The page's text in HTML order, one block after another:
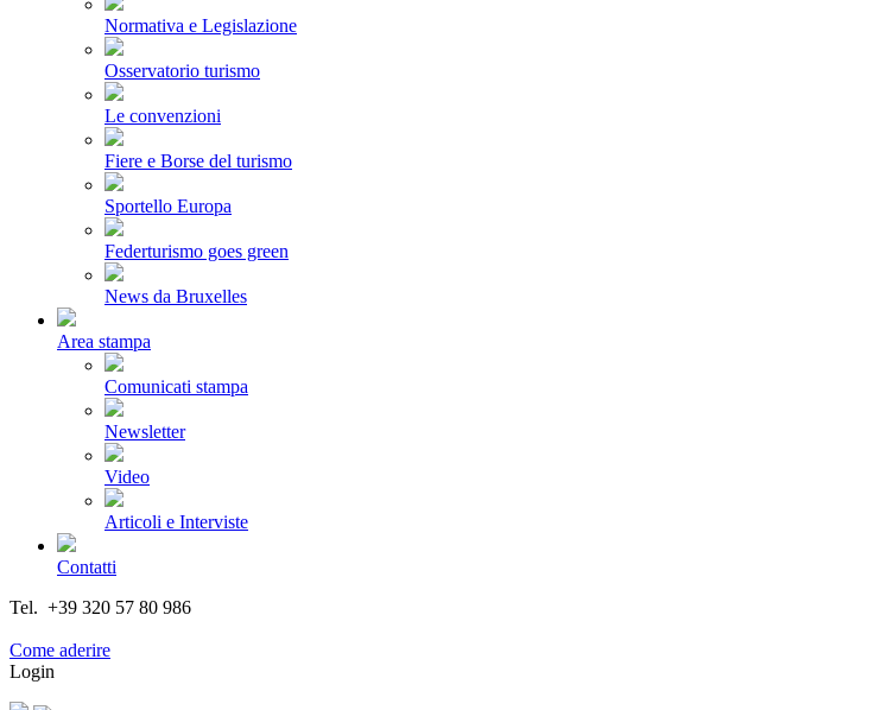
Normativa e Legislazione
Osservatorio turismo
Le convenzioni
Fiere e Borse del turismo
Sportello Europa
Federturismo goes green
News da Bruxelles
Area stampa
Comunicati stampa
Newsletter
Video
Articoli e Interviste
Contatti
Tel. +39 320 57 80 986
Come aderire
Login